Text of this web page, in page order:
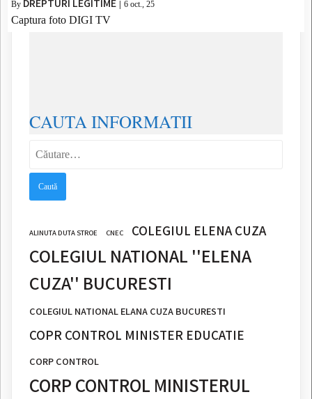
By DREPTURI LEGITIME 6 oct., 25
Captura foto DIGI TV
CAUTA INFORMATII
ALINUTA DUTA STROE CNEC COLEGIUL ELENA CUZA
COLEGIUL NATIONAL ''ELENA
CUZA'' BUCURESTI
COLEGIUL NATIONAL ELANA CUZA BUCURESTI
COPR CONTROL MINISTER EDUCATIE
CORP CONTROL
CORP CONTROL MINISTERUL